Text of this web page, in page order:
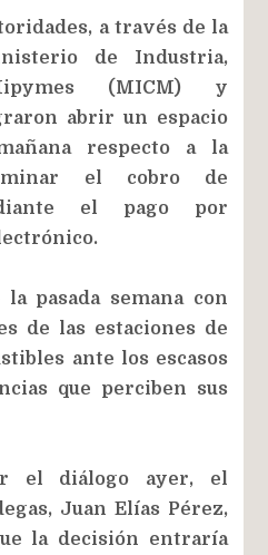
a través de la
de Industria,
(MICM) y
abrir un espacio
respecto a la
el cobro de
el pago por
la pasada semana con
de las estaciones de
ante los escasos
que perciben sus
el diálogo ayer, el
Juan Elías Pérez,
la decisión entraría